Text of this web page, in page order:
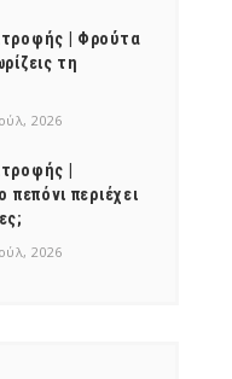
| Φρούτα
τη
2026
|
πεπόνι περιέχει
2026